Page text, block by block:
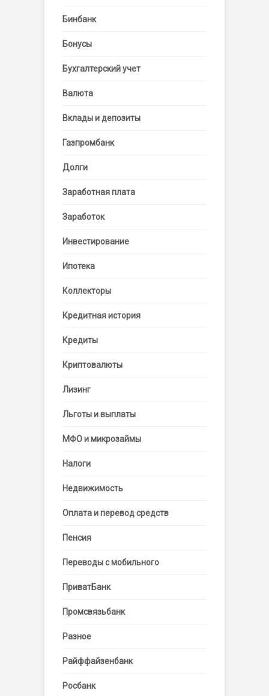
Бинбанк
Бонусы
Бухгалтерский учет
Валюта
Вклады и депозиты
Газпромбанк
Долги
Заработная плата
Заработок
Инвестирование
Ипотека
Коллекторы
Кредитная история
Кредиты
Криптовалюты
Лизинг
Льготы и выплаты
МФО и микрозаймы
Налоги
Недвижимость
Оплата и перевод средств
Пенсия
Переводы с мобильного
ПриватБанк
Промсвязьбанк
Разное
Райффайзенбанк
Росбанк